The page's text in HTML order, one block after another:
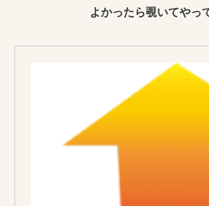
よかったら覗いてやっ